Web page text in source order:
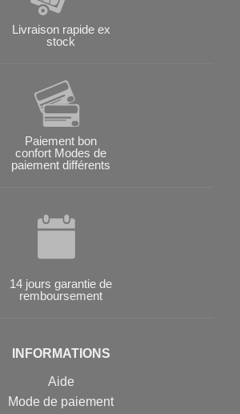
Livraison rapide ex
stock
Paiement bon
confort Modes de
paiement différents
14 jours garantie de
remboursement
INFORMATIONS
Aide
Mode de paiement